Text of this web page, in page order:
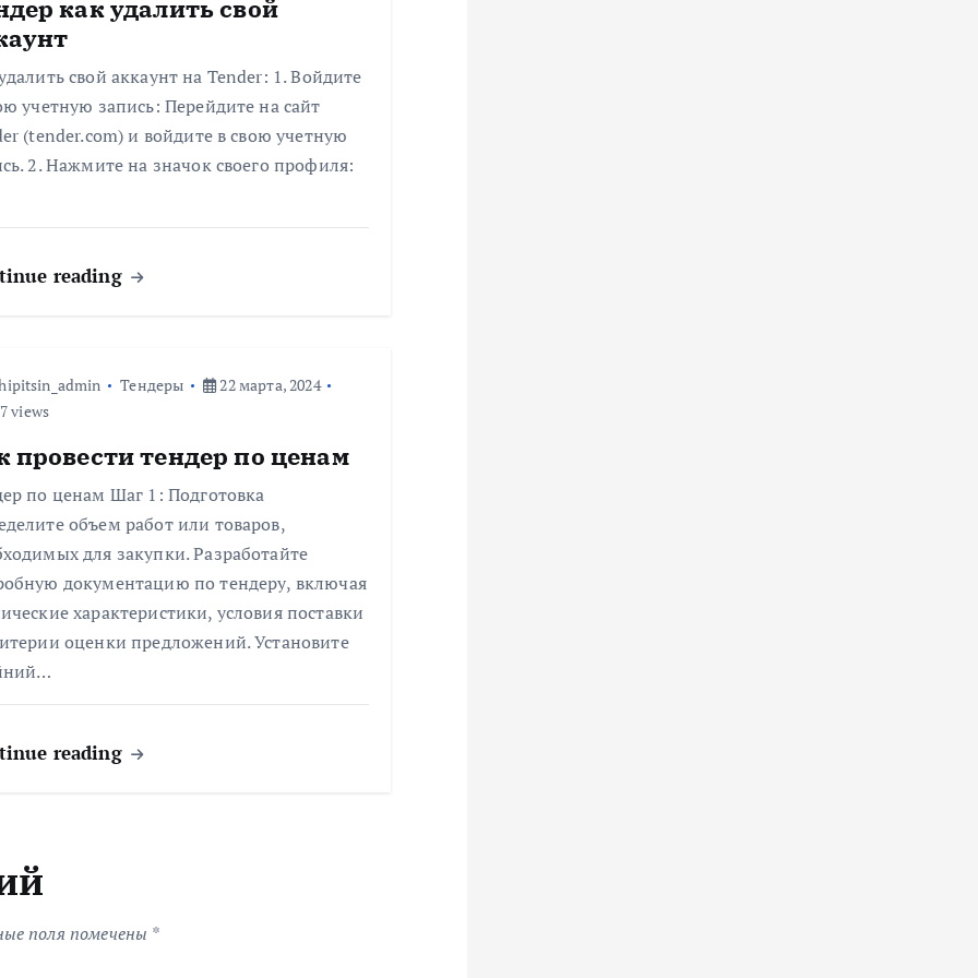
как удалить свой
свой аккаунт на Tender: 1. Войдите
учетную запись: Перейдите на сайт
(tender.com) и войдите в свою учетную
2. Нажмите на значок своего профиля:
reading
Тендеры
22 марта, 2024
views
провести тендер по ценам
по ценам Шаг 1: Подготовка
объем работ или товаров,
для закупки. Разработайте
документацию по тендеру, включая
характеристики, условия поставки
оценки предложений. Установите
reading
поля помечены *